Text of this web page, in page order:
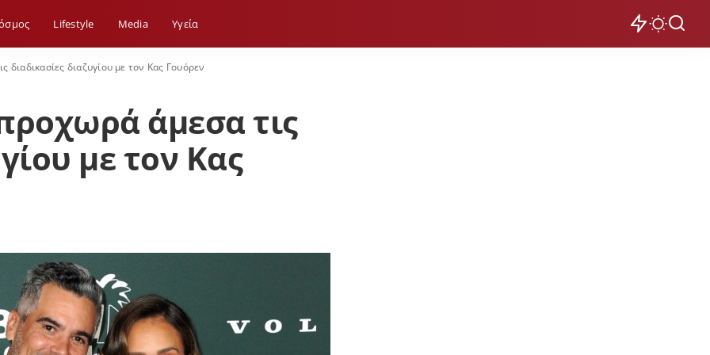
Lifestyle Media Yγεία
διαζυγίου με τον Κας Γουόρεν
άμεσα τις
με τον Κας